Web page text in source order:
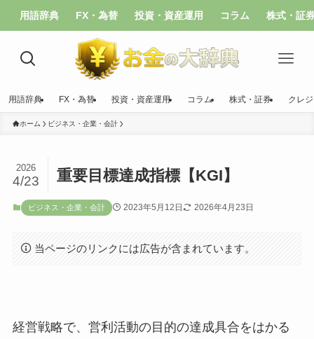
用語辞典 FX・為替 投資・資産運用 コラム 株式・証
用語辞典 FX・為替 投資・資産運用 コラム 株式・証券 クレ
ホーム ビジネス・企業・会計
重要目標達成指標【KGI】
2026
4/23
ビジネス・企業・会計 2023年5月12日 2026年4月23日
当ページのリンクには広告が含まれています。
経営戦略で、営利活動の目的の達成具合をはかる